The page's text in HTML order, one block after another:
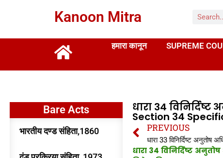
Kanoon Mitra
हमारा कानून SUPREME
Bare Acts
भारतीय दण्ड संहिता,1860
धारा 34
Section 34
PREVIOUS
धारा 34 विनिर्दिष्ट